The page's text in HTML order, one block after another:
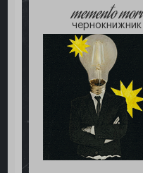
memento mori
чернокнижник